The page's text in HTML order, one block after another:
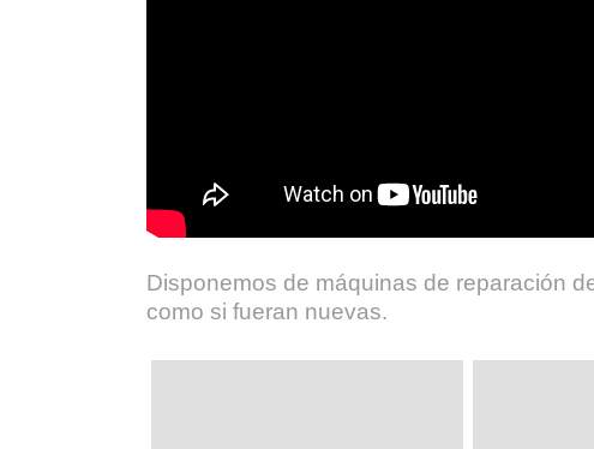
Disponemos de máquinas de reparación
como si fueran nuevas.